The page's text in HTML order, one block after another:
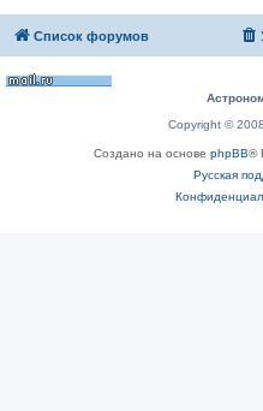
Список форумов
Copyright ©
Создано на основе phpBB®
Русская